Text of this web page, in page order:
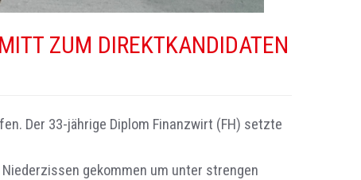
ZUM DIREKTKANDIDATEN
Der 33-jährige Diplom Finanzwirt (FH) setzte
gekommen um unter strengen